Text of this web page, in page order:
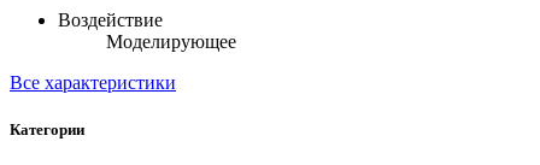
Воздействие
Моделирующее
Все характеристики
Категории